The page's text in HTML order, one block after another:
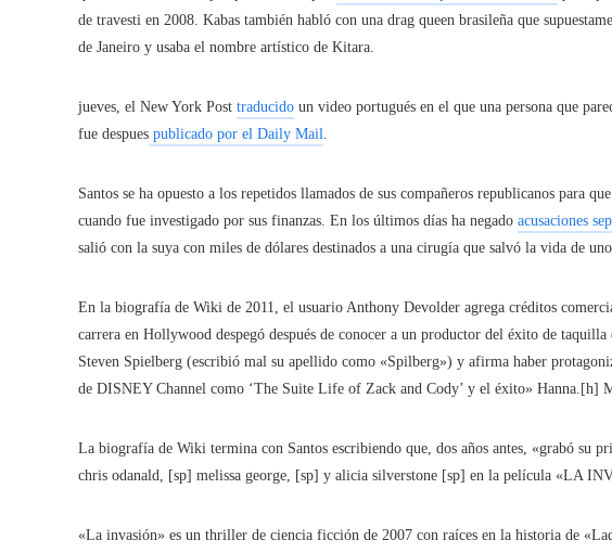
de travesti en 2008. Kabas también habló con una drag queen brasileña que
de Janeiro y usaba el nombre artístico de Kitara.
jueves, el New York Post traducido un video portugués en el que una persona que
fue despues publicado por el Daily Mail.
Santos se ha opuesto a los repetidos llamados de sus compañeros republicanos para
cuando fue investigado por sus finanzas. En los últimos días ha negado acusaciones
salió con la suya con miles de dólares destinados a una cirugía que salvó la vida de
En la biografía de Wiki de 2011, el usuario Anthony Devolder agrega créditos
carrera en Hollywood despegó después de conocer a un productor del éxito de
Steven Spielberg (escribió mal su apellido como «Spilberg») y afirma haber
de DISNEY Channel como ‘The Suite Life of Zack and Cody’ y el éxito» Hanna.[h]
La biografía de Wiki termina con Santos escribiendo que, dos años antes, «grabó su
chris odanald, [sp] melissa george, [sp] y alicia silverstone [sp] en la película «LA
«La invasión» es un thriller de ciencia ficción de 2007 con raíces en la historia de